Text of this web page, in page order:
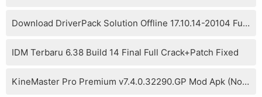
Download DriverPack Solution Offline 17.10.14-20104 Full Version
IDM Terbaru 6.38 Build 14 Final Full Crack+Patch Fixed
KineMaster Pro Premium v7.4.0.32290.GP Mod Apk (No Watermark)